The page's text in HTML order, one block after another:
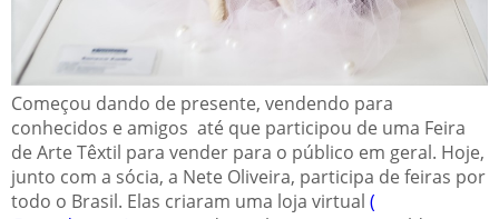
Começou dando de presente, vendendo para
conhecidos e amigos até que participou de uma Feira
de Arte Têxtil para vender para o público em geral. Hoje,
junto com a sócia, a Nete Oliveira, participa de feiras por
todo o Brasil. Elas criaram uma loja virtual (